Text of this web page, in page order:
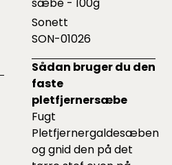
sæbe - 100g
Sonett
SON-01026
Sådan bruger du den
faste
pletfjernersæbe
Fugt
Pletfjernergaldesæben
og gnid den på det